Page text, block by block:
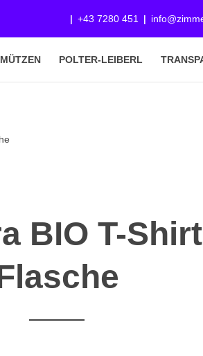
+43 7280 451
POLTER-LEIBERL
BIO T-Shirt